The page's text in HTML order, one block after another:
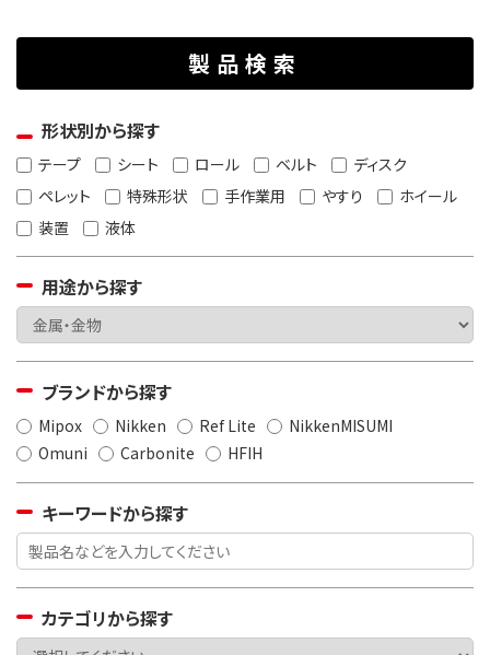
製品検索
形状別から探す
テープ シート ロール ベルト
ディスク
ペレット
特殊形状 手作業用 やすり
ホイール
装置
液体
用途から探す
ブランドから探す
Mipox Nikken Ref Lite
NikkenMISUMI
Omuni
Carbonite HFIH
キーワードから探す
カテゴリから探す